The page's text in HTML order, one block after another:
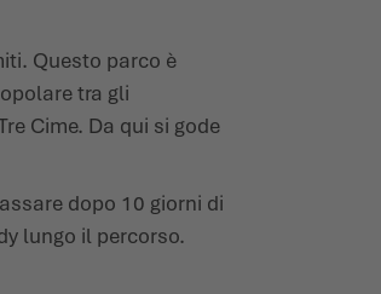
Questo parco è
tra gli
Cime. Da qui si gode
dopo 10 giorni di
lungo il percorso.